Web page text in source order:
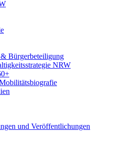
Bürgerbeteiligung
NRW
und Veröffentlichungen